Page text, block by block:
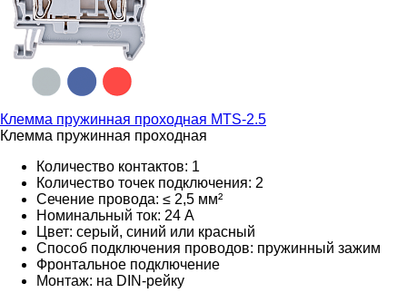
Клемма пружинная проходная MTS-2.5
Клемма пружинная проходная
Количество контактов: 1
Количество точек подключения: 2
Сечение провода: ≤ 2,5 мм²
Номинальный ток: 24 А
Цвет: серый, синий или красный
Способ подключения проводов: пружинный зажим
Фронтальное подключение
Монтаж: на DIN-рейку